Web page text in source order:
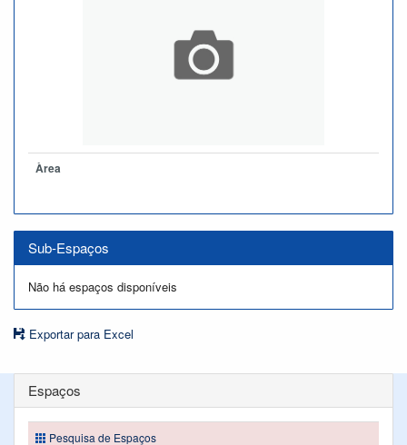
Àrea
Sub-Espaços
Não há espaços disponíveis
Exportar para Excel
Espaços
Pesquisa de Espaços